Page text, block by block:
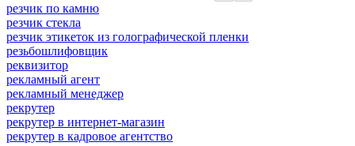
резчик по камню
резчик стекла
резчик этикеток из голографической пленки
резьбошлифовщик
реквизитор
рекламный агент
рекламный менеджер
рекрутер
рекрутер в интернет-магазин
рекрутер в кадровое агентство